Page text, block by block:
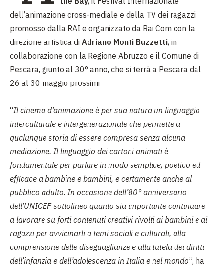
dell’animazione cross-mediale e della TV dei ragazzi
promosso dalla RAI e organizzato da Rai Com con la
direzione artistica di Adriano Monti Buzzetti, in
collaborazione con la Regione Abruzzo e il Comune di
Pescara, giunto al 30° anno, che si terrà a Pescara dal
26 al 30 maggio prossimi
“Il cinema d’animazione è per sua natura un linguaggio
interculturale e intergenerazionale che permette a
qualunque storia di essere compresa senza alcuna
mediazione. Il linguaggio dei cartoni animati è
fondamentale per parlare in modo semplice, poetico ed
efficace a bambine e bambini, e certamente anche al
pubblico adulto. In occasione dell’80° anniversario
dell’UNICEF sottolineo quanto sia importante continuare
a lavorare su forti contenuti creativi rivolti ai bambini e ai
ragazzi per avvicinarli a temi sociali e culturali, alla
comprensione delle diseguaglianze e alla tutela dei diritti
dell’infanzia e dell’adolescenza in Italia e nel mondo”, ha